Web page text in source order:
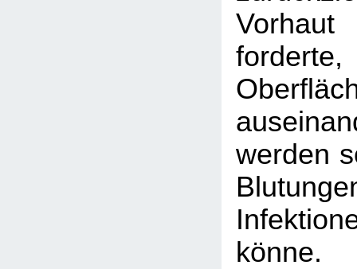
werden
könne.